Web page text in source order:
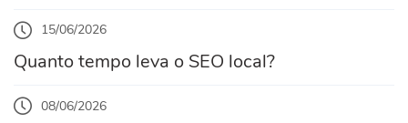
15/06/2026
Quanto tempo leva o SEO local?
08/06/2026